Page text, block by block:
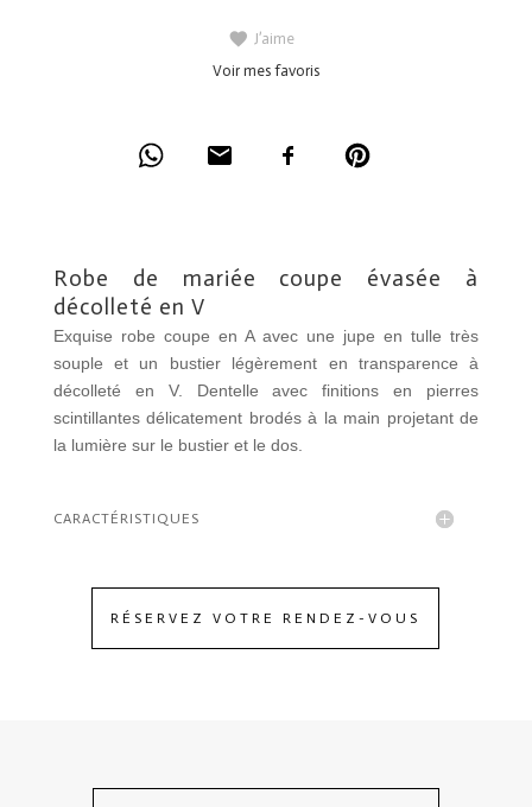
J’aime
Voir mes favoris
Robe de mariée coupe évasée à
décolleté en V
Exquise robe coupe en A avec une jupe en tulle très
souple et un bustier légèrement en transparence à
décolleté en V. Dentelle avec finitions en pierres
scintillantes délicatement brodés à la main projetant de
la lumière sur le bustier et le dos.
CARACTÉRISTIQUES
RÉSERVEZ VOTRE RENDEZ-VOUS